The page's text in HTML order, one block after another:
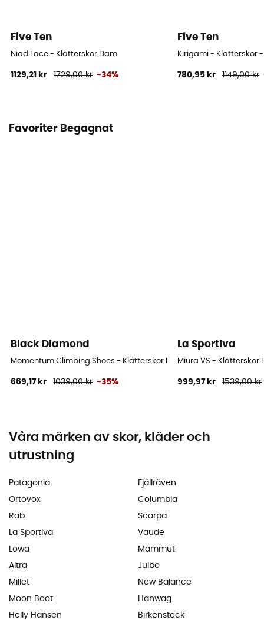
Five Ten
Niad Lace - Klätterskor Dam
1129,21 kr 1729,00 kr -34%
Five Ten
Kirigami - Klätterskor
780,95 kr 1149,00 kr
Favoriter Begagnat
Black Diamond
Momentum Climbing Shoes - Klätterskor Dam
669,17 kr 1039,00 kr -35%
La Sportiva
Miura VS - Klätterskor
999,97 kr 1539,00 kr
Våra märken av skor, kläder och
utrustning
Patagonia
Ortovox
Rab
La Sportiva
Lowa
Altra
Millet
Moon Boot
Helly Hansen
Fjällräven
Columbia
Scarpa
Vaude
Mammut
Julbo
New Balance
Hanwag
Birkenstock